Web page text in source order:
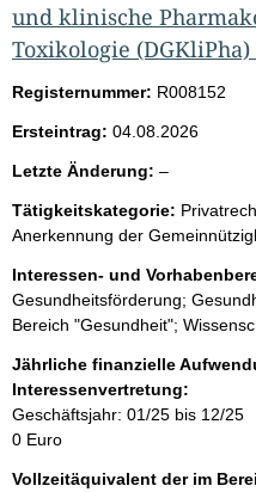
und klinische
Toxikologie (DGKliPha)
Registernummer: R008152
Ersteintrag: 04.08.2026
Letzte Änderung: –l
e
r
Tätigkeitskategorie:
Anerkennung der
Interessen- und
Gesundheitsförderung;
Bereich "Gesundheit";
Jährliche finanzielle
Interessenvertretung:
Geschäftsjahr: 01/25 bis 12/25
0 Euro
Vollzeitäquivalent der im